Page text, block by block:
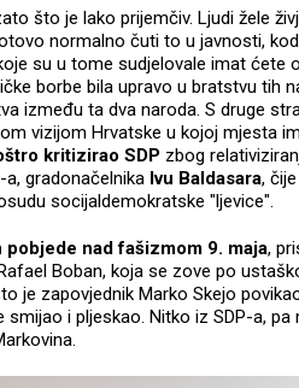
što je lako prijemčiv. Ljudi žele
normalno čuti to u javnosti,
su u tome sudjelovale imat ćete
borbe bila upravo u bratstvu tih
između ta dva naroda. S druge
vizijom Hrvatske u kojoj mjesta
kritizirao SDP zbog
gradonačelnika Ivu Baldasara,
socijaldemokratske "ljevice".
pobjede nad fašizmom 9. maja,
Boban, koja se zove po
je zapovjednik Marko Skejo
i pljeskao. Nitko iz SDP-a, pa